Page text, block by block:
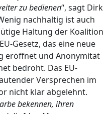
zu bedienen“, sagt Dirk
nachhaltig ist auch
Haltung der Koalition
Gesetz, das eine neue
eröffnet und Anonymität
bedroht. Das EU-
Versprechen im
nicht klar abgelehnt.
bekennen, ihren